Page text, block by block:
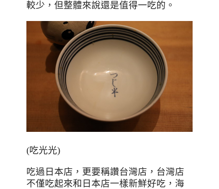
較少，但整體來說還是值得一吃的。
(吃光光)
吃過日本店，更要稱讚台灣店，台灣店
不僅吃起來和日本店一樣新鮮好吃，海